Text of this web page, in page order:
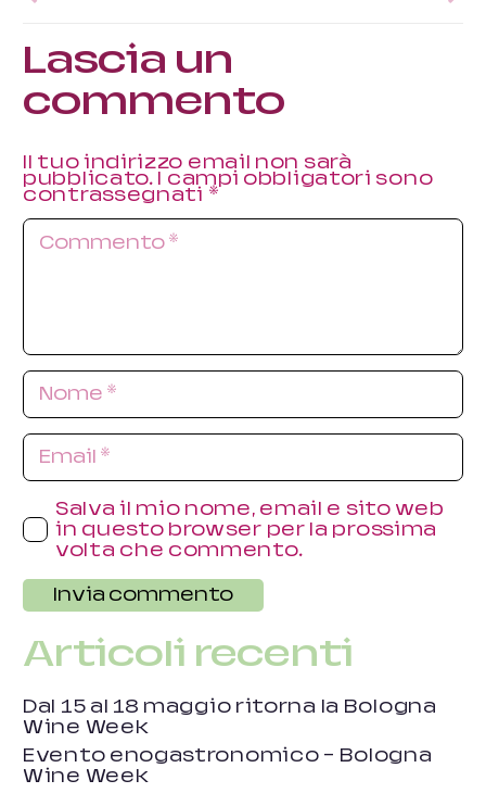
Lascia un
commento
Il tuo indirizzo email non sarà
pubblicato. I campi obbligatori sono
contrassegnati *
Salva il mio nome, email e sito web
in questo browser per la prossima
volta che commento.
Invia commento
Articoli recenti
Dal 15 al 18 maggio ritorna la Bologna
Wine Week
Evento enogastronomico – Bologna
Wine Week